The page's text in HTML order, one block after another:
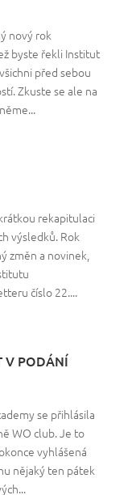
nový rok
byste řekli Institut
před sebou
Zkuste se ale na
rekapitulaci
výsledků. Rok
změn a novinek,
číslo 22....
V PODÁNÍ
se přihlásila
WO club. Je to
vyhlášená
nějaký ten pátek